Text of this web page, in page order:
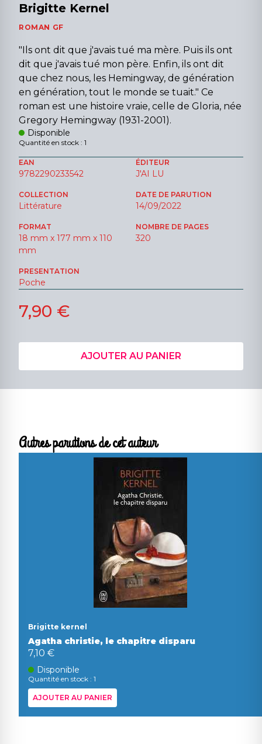
Brigitte Kernel
ROMAN GF
"Ils ont dit que j'avais tué ma mère. Puis ils ont
dit que j'avais tué mon père. Enfin, ils ont dit
que chez nous, les Hemingway, de génération
en génération, tout le monde se tuait." Ce
roman est une histoire vraie, celle de Gloria, née
Gregory Hemingway (1931-2001).
Disponible
Quantité en stock : 1
EAN
9782290233542
ÉDITEUR
J'AI LU
COLLECTION
Littérature
DATE DE PARUTION
14/09/2022
FORMAT
18 mm x 177 mm x 110
mm
NOMBRE DE PAGES
320
PRESENTATION
Poche
7,90 €
AJOUTER AU PANIER
Autres parutions de cet auteur
Brigitte kernel
Agatha christie, le chapitre disparu
7,10 €
Disponible
Quantité en stock : 1
AJOUTER AU PANIER